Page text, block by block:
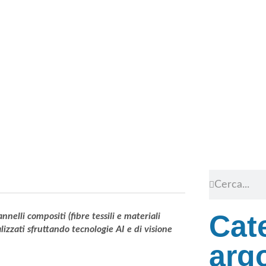
compositi (fibre tessili e materiali
sfruttando tecnologie AI e di visione